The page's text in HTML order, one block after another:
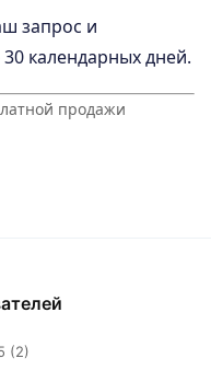
запрос и
календарных дней.
продажи
(2)